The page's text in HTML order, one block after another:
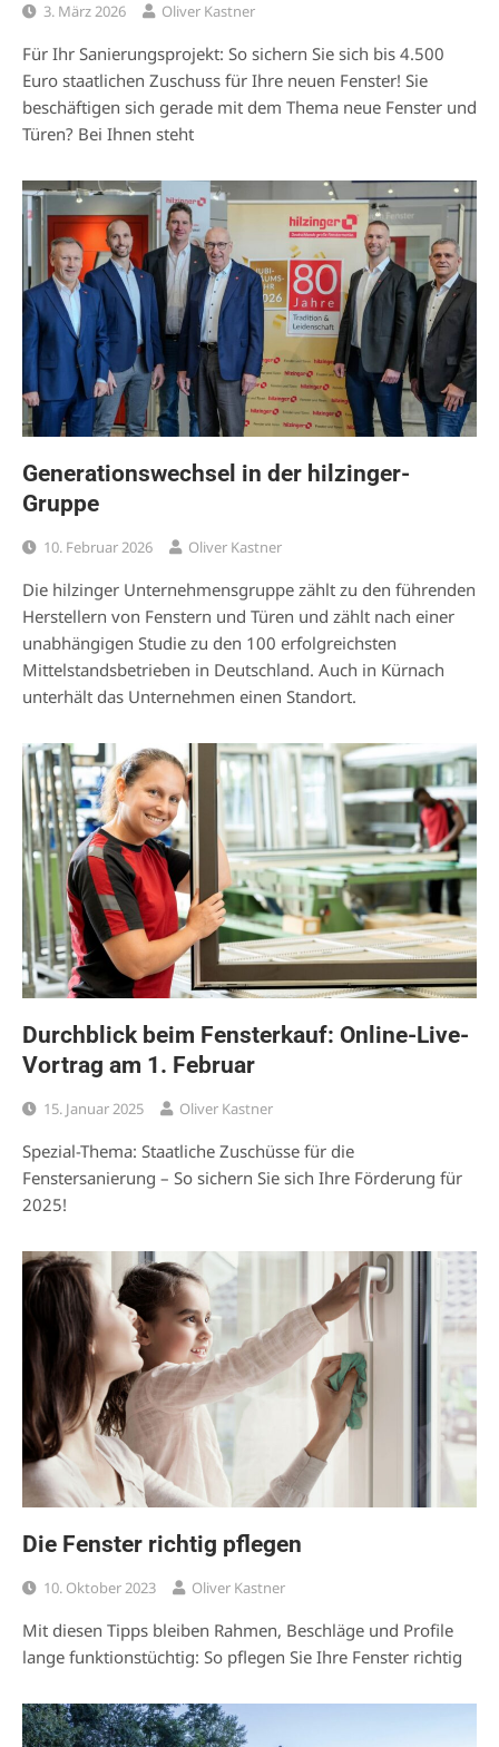
3. März 2026 Oliver Kastner
Für Ihr Sanierungsprojekt: So sichern Sie sich bis 4.500
Euro staatlichen Zuschuss für Ihre neuen Fenster! Sie
beschäftigen sich gerade mit dem Thema neue Fenster und
Türen? Bei Ihnen steht
Generationswechsel in der hilzinger-
Gruppe
10. Februar 2026 Oliver Kastner
Die hilzinger Unternehmensgruppe zählt zu den führenden
Herstellern von Fenstern und Türen und zählt nach einer
unabhängigen Studie zu den 100 erfolgreichsten
Mittelstandsbetrieben in Deutschland. Auch in Kürnach
unterhält das Unternehmen einen Standort.
Durchblick beim Fensterkauf: Online-Live-
Vortrag am 1. Februar
15. Januar 2025 Oliver Kastner
Spezial-Thema: Staatliche Zuschüsse für die
Fenstersanierung – So sichern Sie sich Ihre Förderung für
2025!
Die Fenster richtig pflegen
10. Oktober 2023 Oliver Kastner
Mit diesen Tipps bleiben Rahmen, Beschläge und Profile
lange funktionstüchtig: So pflegen Sie Ihre Fenster richtig